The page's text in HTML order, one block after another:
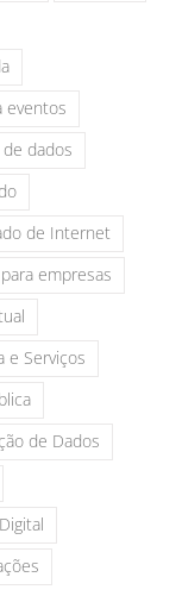
eventos
dados
de Internet
empresas
e Serviços
de Dados